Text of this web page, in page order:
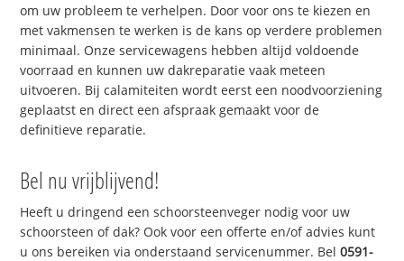
om uw probleem te verhelpen. Door voor ons te kiezen en
met vakmensen te werken is de kans op verdere problemen
minimaal. Onze servicewagens hebben altijd voldoende
voorraad en kunnen uw dakreparatie vaak meteen
uitvoeren. Bij calamiteiten wordt eerst een noodvoorziening
geplaatst en direct een afspraak gemaakt voor de
definitieve reparatie.
Bel nu vrijblijvend!
Heeft u dringend een schoorsteenveger nodig voor uw
schoorsteen of dak? Ook voor een offerte en/of advies kunt
u ons bereiken via onderstaand servicenummer. Bel0591-